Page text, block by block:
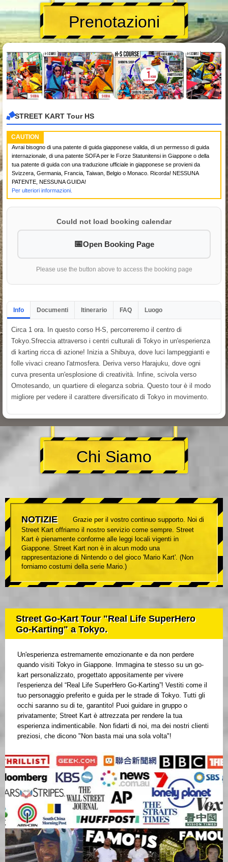
Prenotazioni
STREET KART Tour HS
CAUTION
Avrai bisogno di una patente di guida giapponese valida, di un permesso di guida
internazionale, di una patente SOFA per le Forze Statunitensi in Giappone o della
tua patente di guida con una traduzione ufficiale in giapponese se provieni da
Svizzera, Germania, Francia, Taiwan, Belgio o Monaco. Ricorda! NESSUNA
PATENTE, NESSUNA GUIDA!
Per ulteriori informazioni.
Could not load booking calendar
Open Booking Page
Please use the button above to access the booking page
Info Documenti Itinerario FAQ Luogo
Circa 1 ora. In questo corso H-S, percorreremo il centro di
Tokyo.Sfreccia attraverso i centri culturali di Tokyo in un'esperienza
di karting ricca di azione! Inizia a Shibuya, dove luci lampeggianti e
folle vivaci creano l'atmosfera. Deriva verso Harajuku, dove ogni
curva presenta un'esplosione di creatività. Infine, scivola verso
Omotesando, un quartiere di eleganza sobria. Questo tour è il modo
migliore per vedere il carattere diversificato di Tokyo in movimento.
Chi Siamo
NOTIZIE
Grazie per il vostro continuo supporto. Noi di
Street Kart offriamo il nostro servizio come sempre. Street
Kart è pienamente conforme alle leggi locali vigenti in
Giappone. Street Kart non è in alcun modo una
rappresentazione di Nintendo o del gioco 'Mario Kart'. (Non
forniamo costumi della serie Mario.)
Street Go-Kart Tour "Real Life SuperHero
Go-Karting" a Tokyo.
Un'esperienza estremamente emozionante e da non perdere
quando visiti Tokyo in Giappone. Immagina te stesso su un go-
kart personalizzato, progettato appositamente per vivere
l'esperienza del “Real Life SuperHero Go-Karting”! Vestiti come il
tuo personaggio preferito e guida per le strade di Tokyo. Tutti gli
occhi saranno su di te, garantito! Puoi guidare in gruppo o
privatamente; Street Kart è attrezzata per rendere la tua
esperienza indimenticabile. Non fidarti di noi, ma dei nostri clienti
preziosi, che dicono "Non basta mai una sola volta"!